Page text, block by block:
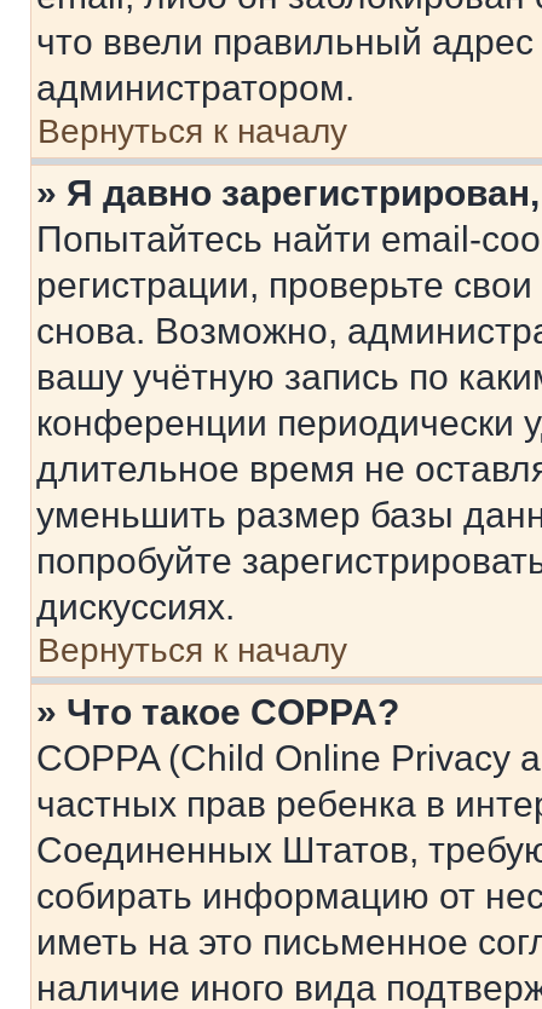
что ввели правильный адрес
администратором.
Вернуться к началу
» Я давно
Попытайтесь найти email-
регистрации, проверьте
снова. Возможно,
вашу учётную запись по
конференции периодически
длительное время не
уменьшить размер базы
попробуйте
дискуссиях.
Вернуться к началу
» Что такое COPPA?
COPPA (Child Online Privacy
частных прав ребенка в
Соединенных Штатов,
собирать информацию от
иметь на это письменное
наличие иного вида